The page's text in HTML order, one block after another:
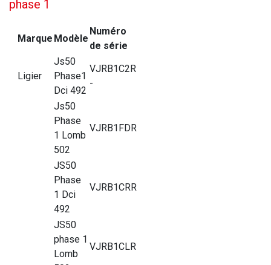
phase 1
Marque Modèle
Numéro
de série
Ligier
Js50
Phase1
Dci 492
VJRB1C2R
-
Js50
Phase
1 Lomb
502
VJRB1FDR
JS50
Phase
1 Dci
492
VJRB1CRR
JS50
phase 1
Lomb
VJRB1CLR